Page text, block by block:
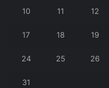
10 11 12
17 18 19
24 25 26
31